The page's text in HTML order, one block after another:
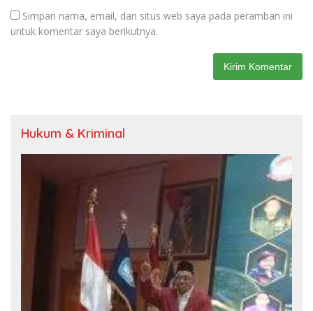
Simpan nama, email, dan situs web saya pada peramban ini
untuk komentar saya berikutnya.
Hukum & Kriminal